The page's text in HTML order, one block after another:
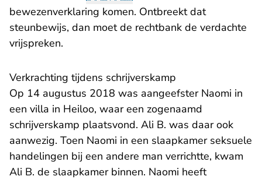
bewezenverklaring komen. Ontbreekt dat
steunbewijs, dan moet de rechtbank de verdachte
vrijspreken.
Verkrachting tijdens schrijverskamp
Op 14 augustus 2018 was aangeefster Naomi in
een villa in Heiloo, waar een zogenaamd
schrijverskamp plaatsvond. Ali B. was daar ook
aanwezig. Toen Naomi in een slaapkamer seksuele
handelingen bij een andere man verrichtte, kwam
Ali B. de slaapkamer binnen. Naomi heeft